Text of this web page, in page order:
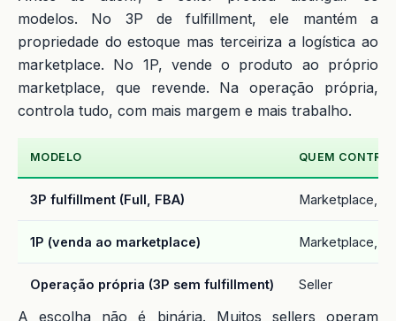
modelos. No 3P de fulfillment, ele mantém a
propriedade do estoque mas terceiriza a logística ao
marketplace. No 1P, vende o produto ao próprio
marketplace, que revende. Na operação própria,
controla tudo, com mais margem e mais trabalho.
MODELO QUEM
3P fulfillment (Full, FBA) Marketplace,
1P (venda ao marketplace) Marketplace,
Operação própria (3P sem fulfillment) Seller
A escolha não é binária. Muitos sellers operam